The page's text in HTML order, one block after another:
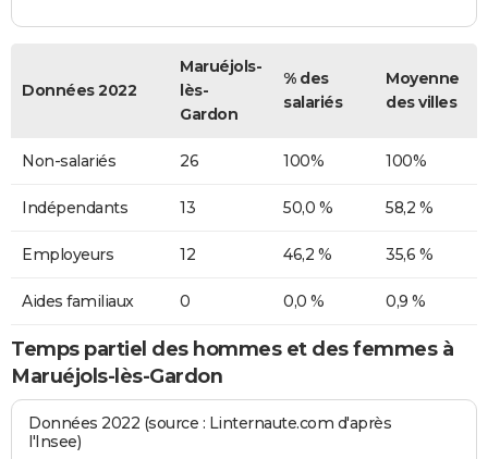
Données 2022
Maruéjols-
lès-
Gardon
% des
salariés
Moyenne
des villes
Non-salariés 26 100% 100%
Indépendants 13 50,0 % 58,2 %
Employeurs 12 46,2 % 35,6 %
Aides familiaux 0 0,0 % 0,9 %
Temps partiel des hommes et des femmes à
Maruéjols-lès-Gardon
Données 2022 (source : Linternaute.com d'après
l'Insee)